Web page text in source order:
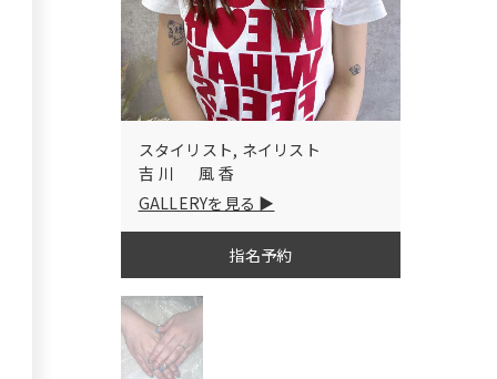
スタイリスト, ネイリスト
吉川 風香
GALLERYを見る
指名予約